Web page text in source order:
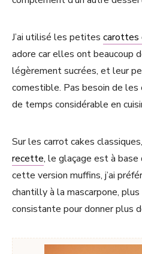
J’ai utilisé les petites carottes
adore car elles ont beaucoup
légèrement sucrées, et leur
comestible. Pas besoin de les
de temps considérable en
Sur les carrot cakes classiques,
recette, le glaçage est à base
cette version muffins, j’ai
chantilly à la mascarpone,
consistante pour donner plus